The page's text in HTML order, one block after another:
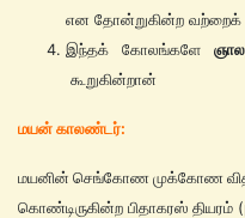
என தோன்றுகின்ற வற்றைக்
இந்தக் கோலங்களே
கூறுகின்றான்
மயன் காலண்டர்:
மயனின் செங்கோண முக்கோண
கொண்டிருகின்ற பிதாகரஸ்